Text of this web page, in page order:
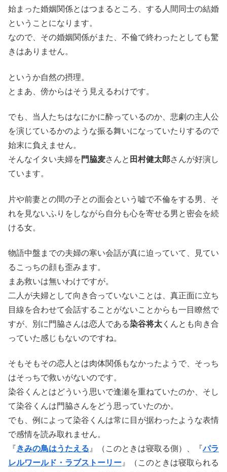
始まった婚姻関係とはつまるところ、する人間同士の結婚
ということになります。
なので、その婚姻関係がまた、不倫で終わったとしても驚
きはありません。
というか自然の摂理。
とまあ、傍からはそう見えるわけです。
でも、当人たちはなにかに酔っているのか、悲劇の主人公
を演じているかのような振る舞いになっていたりするので
始末に負えません。
そんなイタい夫婦を 門脇麦さんと 田村健太郎さんが好演し
ています。
片や前妻との間の子との面会という嘘で不倫をする男、そ
れを見ないふりをしながら自分も心を寄せる男と密会を続
ける女。
物語中盤までの夫婦の寒い会話が真に迫っていて、見てい
るこっちの顔も歪みます。
まあ救いは無いわけですが。
二人が夫婦として向き合っていないことは、真正面に立ち
目線を合わせて会話することがないことからも一目瞭然で
すが、別に門脇さんは恋人である染谷将太 くんとも向き合
っていた感じもないのですね。
そもそもその恋人とは肉体関係もなかったようで、そっち
はそっちで救いがないのです。
染谷くんとはどういう思いで逢瀬を重ねていたのか、そし
て染谷くんは門脇さんをどう思っていたのか。
でも、例によって染谷くんは常に目が据わったような表情
で感情を読み取れません。
『きみの鳥はうたえる 』（このときは寝取る側）、『パラ
レルワールド・ラブストーリー 』（このときは寝取られる